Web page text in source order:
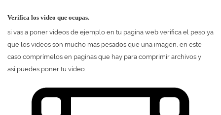
Verifica los video que ocupas.
si vas a poner videos de ejemplo en tu pagina web verifica el peso ya
que los videos son mucho mas pesados que una imagen, en este
caso comprímelos en paginas que hay para comprimir archivos y
así puedes poner tu video.